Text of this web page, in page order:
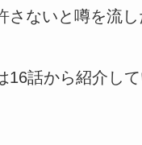
さないと噂を流し
16話から紹介し